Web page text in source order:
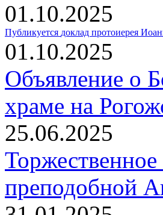
01.10.2025
Публикуется доклад протоиерея
01.10.2025
Объявление о
храме на
25.06.2025
преподобной